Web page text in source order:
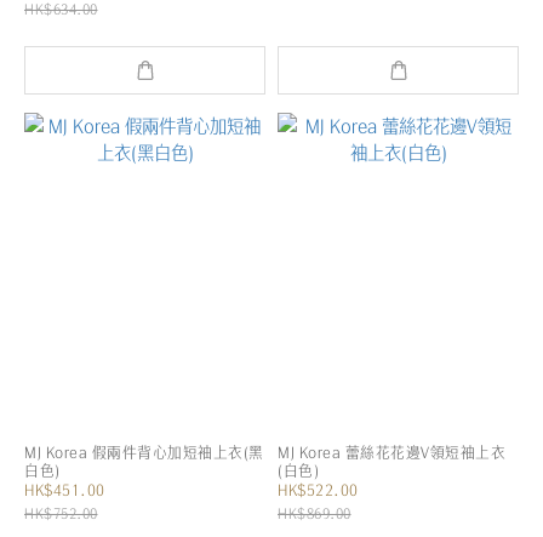
HK$634.00
MJ Korea 假兩件背心加短袖上衣(黑
白色)
HK$451.00
HK$752.00
MJ Korea 蕾絲花花邊V領短袖上衣
(白色)
HK$522.00
HK$869.00